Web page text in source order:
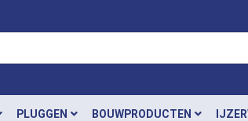
PLUGGEN BOUWPRODUCTEN